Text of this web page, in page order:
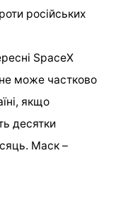
російських
SpaceX
може частково
якщо
десятки
Маск –